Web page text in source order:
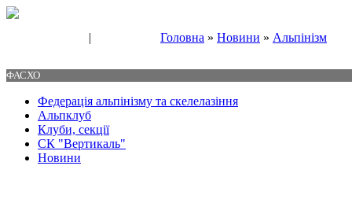
| Головна » Новини » Альпінізм
ФАСХО
Федерація альпінізму та скелелазіння
Альпклуб
Клуби, секції
СК "Вертикаль"
Новини